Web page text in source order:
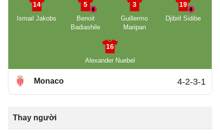
14
Ismail Jakobs
5
Benoit
Badiashile
3
Guillermo
Maripan
19
Djibril Sidibe
16
Alexander Nuebel
Monaco 4-2-3-1
Thay người